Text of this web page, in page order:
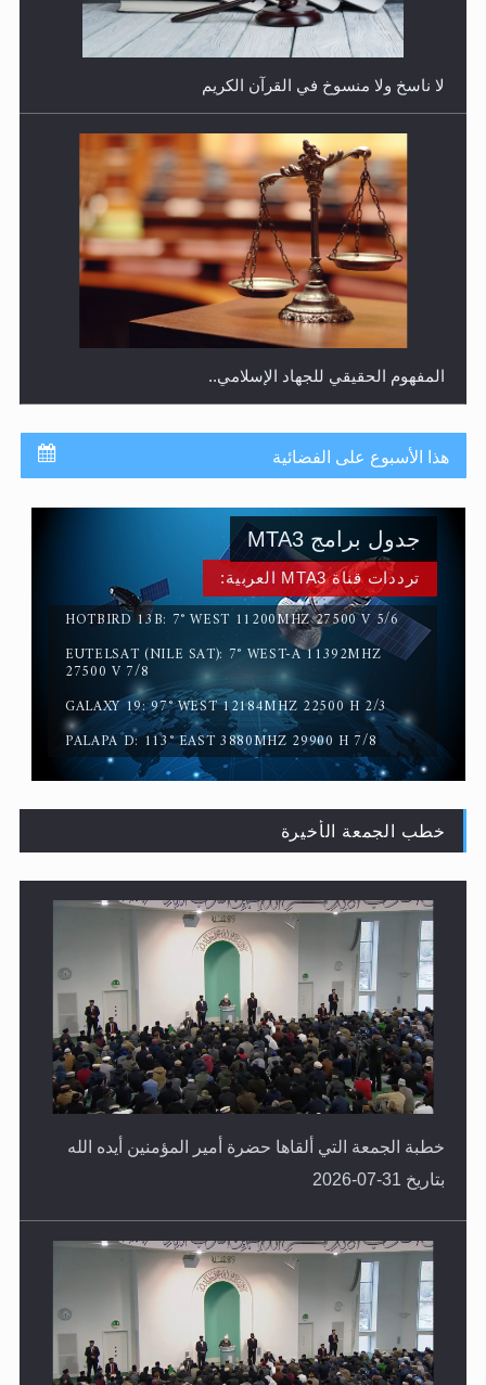
هل يُحسب حول الزكاة وفق السنة الميلادية أو الهجرية؟
لا ناسخ ولا منسوخ في القرآن الكريم
المفهوم الحقيقي للجهاد الإسلامي..
سورة التكوير تُنبئ بزمن بعثة المسيح الموعود عليه السلام
حقيقة المسيح الدجال
هذا الأسبوع على الفضائية
ترددات قناة MTA3 العربية:
HOTBIRD 13B: 7° WEST 11200MHZ 27500 V 5/6
EUTELSAT (NILE SAT): 7° WEST-A 11392MHZ
27500 V 7/8
GALAXY 19: 97° WEST 12184MHZ 22500 H 2/3
PALAPA D: 113° EAST 3880MHZ 29900 H 7/8
جدول برامج MTA3
خطب الجمعة الأخيرة
خطبة الجمعة التي ألقاها حضرة أمير المؤمنين أيده الله
بتاريخ 31-07-2026